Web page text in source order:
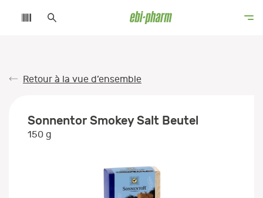
Retour à la vue d’ensemble
Sonnentor Smokey Salt Beutel
150 g